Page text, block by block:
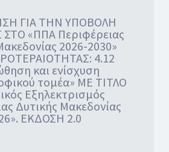
ΓΙΑ ΤΗΝ ΥΠΟΒΟΛΗ
«ΠΠΑ Περιφέρειας
2026-2030»
4.12
και ενίσχυση
τομέα» ΜΕ ΤΙΤΛΟ
Εξηλεκτρισμός
Δυτικής Μακεδονίας
ΕΚΔΟΣΗ 2.0